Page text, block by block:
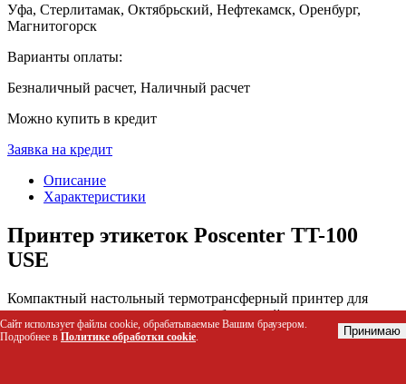
Уфа, Стерлитамак, Октябрьский, Нефтекамск, Оренбург,
Магнитогорск
Варианты оплаты:
Безналичный расчет, Наличный расчет
Можно купить в кредит
Заявка на кредит
Описание
Характеристики
Принтер этикеток Poscenter TT-100
USE
Компактный настольный термотрансферный принтер для
печати штрихкодов, текстов и изображений на этикетках
шириной до 104 мм. Устройство обеспечивает четкую печать с
разрешением 203 dpi и высокой скоростью до 120 мм/сек,
Сайт использует файлы cookie, обрабатываемые Вашим браузером.
Подробнее в Политике обработки cookie. Принимаю